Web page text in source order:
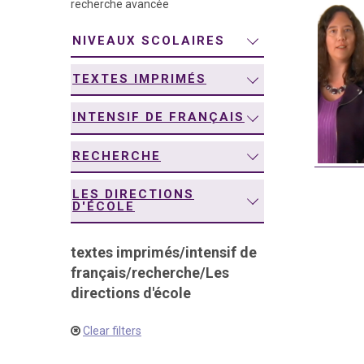
recherche avancée
NIVEAUX SCOLAIRES
TEXTES IMPRIMÉS
INTENSIF DE FRANÇAIS
RECHERCHE
LES DIRECTIONS
D'ÉCOLE
textes imprimés/intensif de
français/recherche/Les
directions d'école
Clear filters